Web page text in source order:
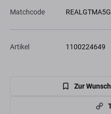
Matchcode
Artikel 1100224649
Zur